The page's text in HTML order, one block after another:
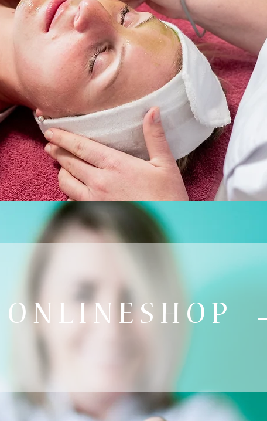
O N L I N E S H O P